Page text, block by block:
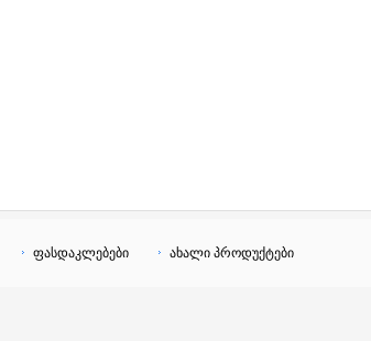
ფასდაკლებები ახალი პროდუქტები